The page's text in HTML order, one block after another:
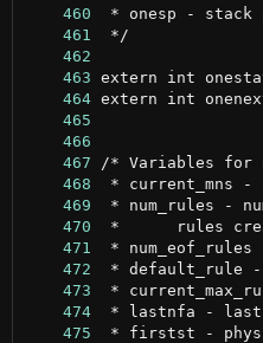
    460
    461
    462
    463
    464
    465
    466
    467
    468
    469
    470
    471
    472
    473
    474
    475